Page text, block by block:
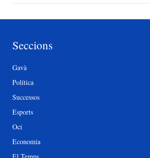
Seccions
Gavà
Política
Successos
Esports
Oci
Economia